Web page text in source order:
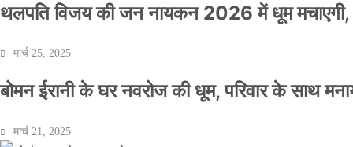
थलपति विजय की जन नायकन 2026 में धूम
मार्च 25, 2025
बोमन ईरानी के घर नवरोज की धूम, परिवार के साथ
मार्च 21, 2025